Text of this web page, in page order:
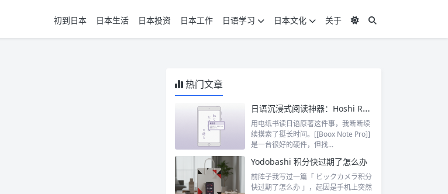
初到日本 日本生活 日本投资 日本工作 日语学习 日本文化 关于
热门文章
日语沉浸式阅读神器：Hoshi Reader Android 与 Chimahon
用电纸书读日语原著这件事，我断断续
续摸索了挺长时间。[[Boox Note Pro]]
是一台很好的硬件，但找...
Yodobashi 积分快过期了怎么办
前阵子我写过一篇「 ビックカメラ积分
快过期了怎么办 」，起因是手机上突然